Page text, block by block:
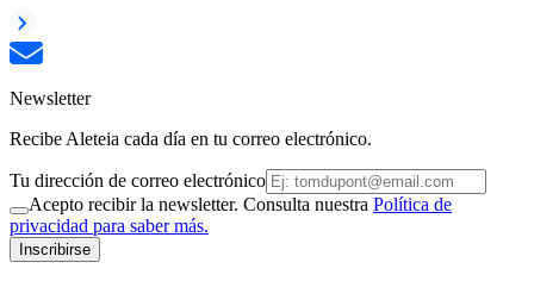
Newsletter
Recibe Aleteia cada día en tu correo electrónico.
Tu dirección de correo electrónico
Acepto recibir la newsletter. Consulta nuestra Política de
privacidad para saber más.
Inscribirse